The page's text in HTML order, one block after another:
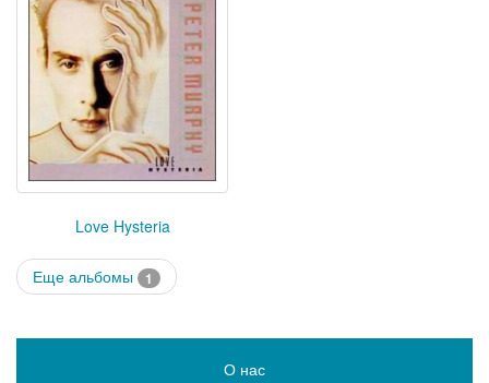
Love Hysteria
Еще альбомы 1
О нас